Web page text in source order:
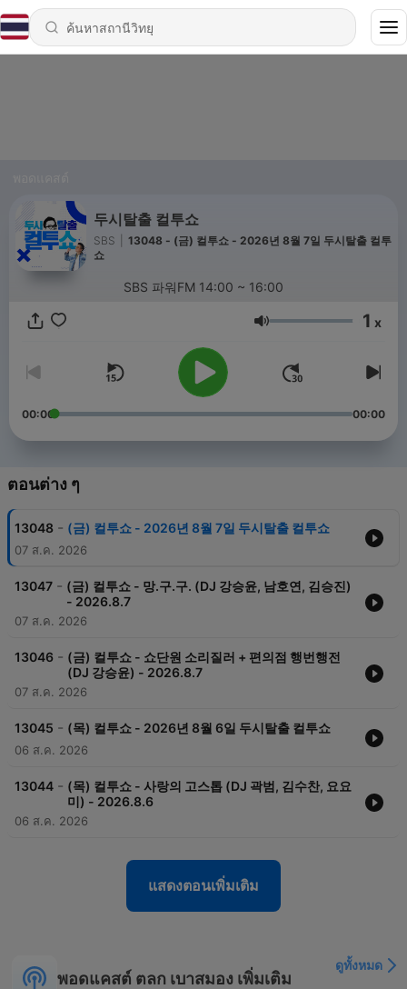
두시탈출 컬투쇼
SBS
13048 - (금) 컬투쇼 - 2026년 8월 7일 두시탈출 컬투
쇼
SBS 파워FM 14:00 ~ 16:00
ระดับเสียง 1 x
00:00 00:00
ตอนต่าง ๆ
13048 - (금) 컬투쇼 - 2026년 8월 7일 두시탈출 컬투쇼
07 ส.ค. 2026
13047 - (금) 컬투쇼 - 망.구.구. (DJ 강승윤, 남호연, 김승진)
- 2026.8.7
07 ส.ค. 2026
13046 - (금) 컬투쇼 - 쇼단원 소리질러 + 편의점 행번행전
(DJ 강승윤) - 2026.8.7
07 ส.ค. 2026
13045 - (목) 컬투쇼 - 2026년 8월 6일 두시탈출 컬투쇼
06 ส.ค. 2026
13044 - (목) 컬투쇼 - 사랑의 고스톱 (DJ 곽범, 김수찬, 요요
미) - 2026.8.6
06 ส.ค. 2026
แสดงตอนเพิ่มเติม
พอดแคสต์ ตลก เบาสมอง เพิ่มเติม
ดูทั้งหมด